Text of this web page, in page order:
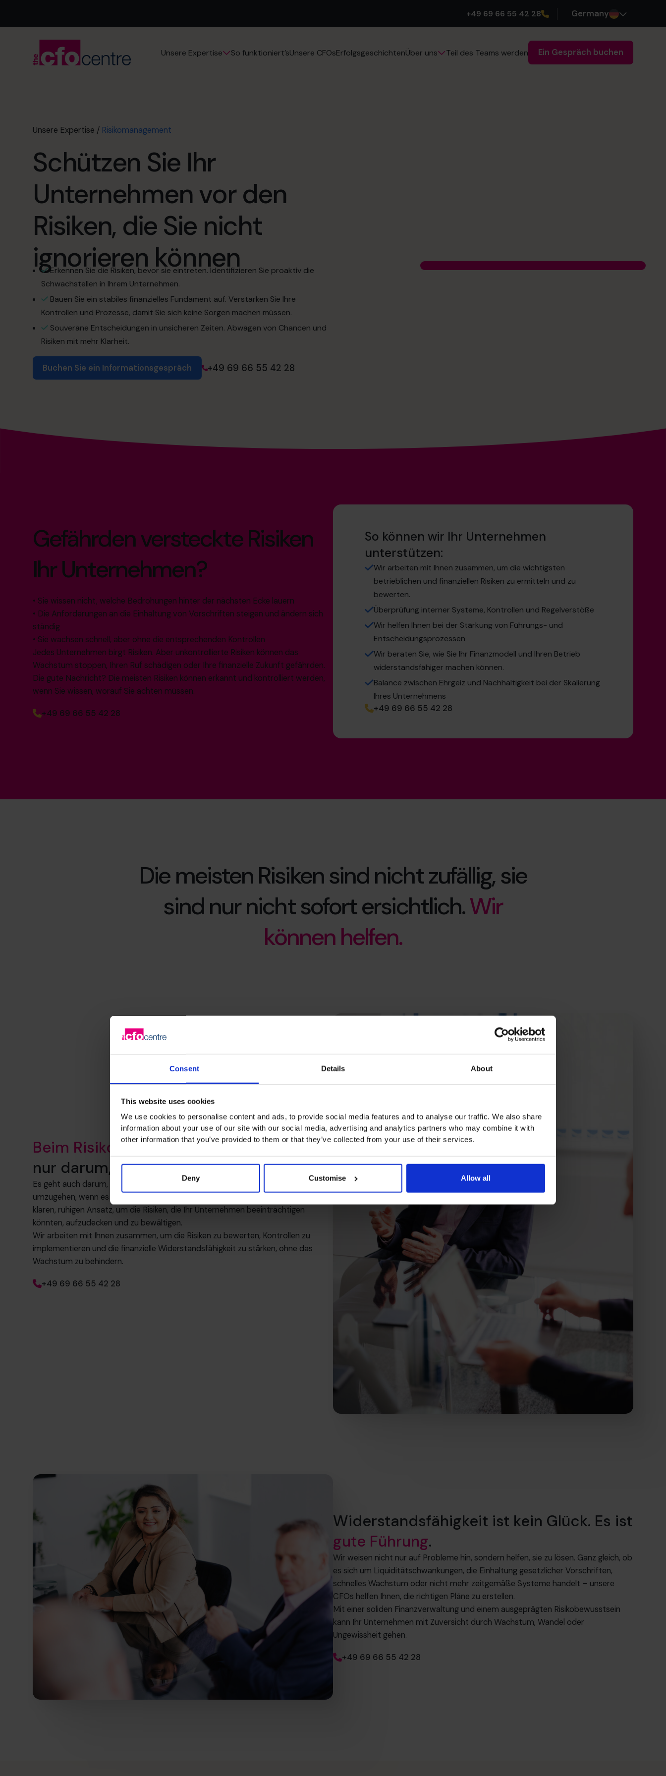
Consent Details About
This website uses cookies
We use cookies to personalise content and ads, to provide social media features and to analyse our traffic. We also share
information about your use of our site with our social media, advertising and analytics partners who may combine it with
other information that you’ve provided to them or that they’ve collected from your use of their services.
Deny Customise Allow all
+49 69 66 55 42 28 Germany
Unsere Expertise So funktioniert’sUnsere CFOsErfolgsgeschichtenÜber uns Teil des Teams werden Ein Gespräch buchen
Unsere Expertise / Risikomanagement
Schützen Sie Ihr
Unternehmen vor den
Risiken, die Sie nicht
ignorieren können
Erkennen Sie die Risiken, bevor sie eintreten. Identifizieren Sie proaktiv die
Schwachstellen in Ihrem Unternehmen.
Bauen Sie ein stabiles finanzielles Fundament auf. Verstärken Sie Ihre
Kontrollen und Prozesse, damit Sie sich keine Sorgen machen müssen.
Souveräne Entscheidungen in unsicheren Zeiten. Abwägen von Chancen und
Risiken mit mehr Klarheit.
Buchen Sie ein Informationsgespräch +49 69 66 55 42 28
Gefährden versteckte Risiken
Ihr Unternehmen?
• Sie wissen nicht, welche Bedrohungen hinter der nächsten Ecke lauern
• Die Anforderungen an die Einhaltung von Vorschriften steigen und ändern sich
ständig
• Sie wachsen schnell, aber ohne die entsprechenden Kontrollen
Jedes Unternehmen birgt Risiken. Aber unkontrollierte Risiken können das
Wachstum stoppen, Ihren Ruf schädigen oder Ihre finanzielle Zukunft gefährden.
Die gute Nachricht? Die meisten Risiken können erkannt und kontrolliert werden,
wenn Sie wissen, worauf Sie achten müssen.
+49 69 66 55 42 28
So können wir Ihr Unternehmen
unterstützen:
Wir arbeiten mit Ihnen zusammen, um die wichtigsten
betrieblichen und finanziellen Risiken zu ermitteln und zu
bewerten.
Überprüfung interner Systeme, Kontrollen und Regelverstöße
Wir helfen Ihnen bei der Stärkung von Führungs- und
Entscheidungsprozessen
Wir beraten Sie, wie Sie Ihr Finanzmodell und Ihren Betrieb
widerstandsfähiger machen können.
Balance zwischen Ehrgeiz und Nachhaltigkeit bei der Skalierung
Ihres Unternehmens
+49 69 66 55 42 28
Die meisten Risiken sind nicht zufällig, sie
sind nur nicht sofort ersichtlich.Wir
können helfen.
Beim Risikomanagementgeht es nicht
nur darum, was schief gehen könnte.
Es geht auch darum, sicherzustellen, dass Sie die Struktur haben, um damit
umzugehen, wenn es passiert. Unsere CFOs auf Teilzeit-Basis verfolgen einen
klaren, ruhigen Ansatz, um die Risiken, die Ihr Unternehmen beeinträchtigen
könnten, aufzudecken und zu bewältigen.
Wir arbeiten mit Ihnen zusammen, um die Risiken zu bewerten, Kontrollen zu
implementieren und die finanzielle Widerstandsfähigkeit zu stärken, ohne das
Wachstum zu behindern.
+49 69 66 55 42 28
Widerstandsfähigkeit ist kein Glück. Es ist
gute Führung.
Wir weisen nicht nur auf Probleme hin, sondern helfen, sie zu lösen. Ganz gleich, ob
es sich um Liquiditätschwankungen, die Einhaltung gesetzlicher Vorschriften,
schnelles Wachstum oder nicht mehr zeitgemäße Systeme handelt – unsere
CFOs helfen Ihnen, die richtigen Pläne zu erstellen.
Mit einer soliden Finanzverwaltung und einem ausgeprägten Risikobewusstsein
kann Ihr Unternehmen mit Zuversicht durch Wachstum, Wandel oder
Ungewissheit gehen.
+49 69 66 55 42 28